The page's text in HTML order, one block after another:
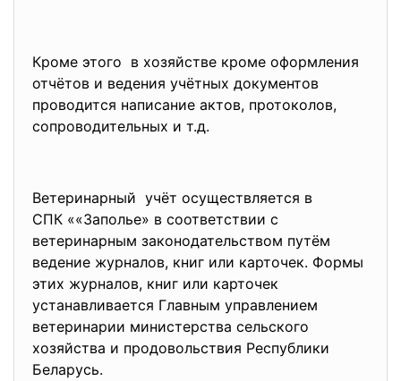
Кроме этого в хозяйстве кроме оформления
отчётов и ведения учётных документов
проводится написание актов, протоколов,
сопроводительных и т.д.
Ветеринарный учёт осуществляется в
СПК ««Заполье» в соответствии с
ветеринарным законодательством путём
ведение журналов, книг или карточек. Формы
этих журналов, книг или карточек
устанавливается Главным управлением
ветеринарии министерства сельского
хозяйства и продовольствия Республики
Беларусь.